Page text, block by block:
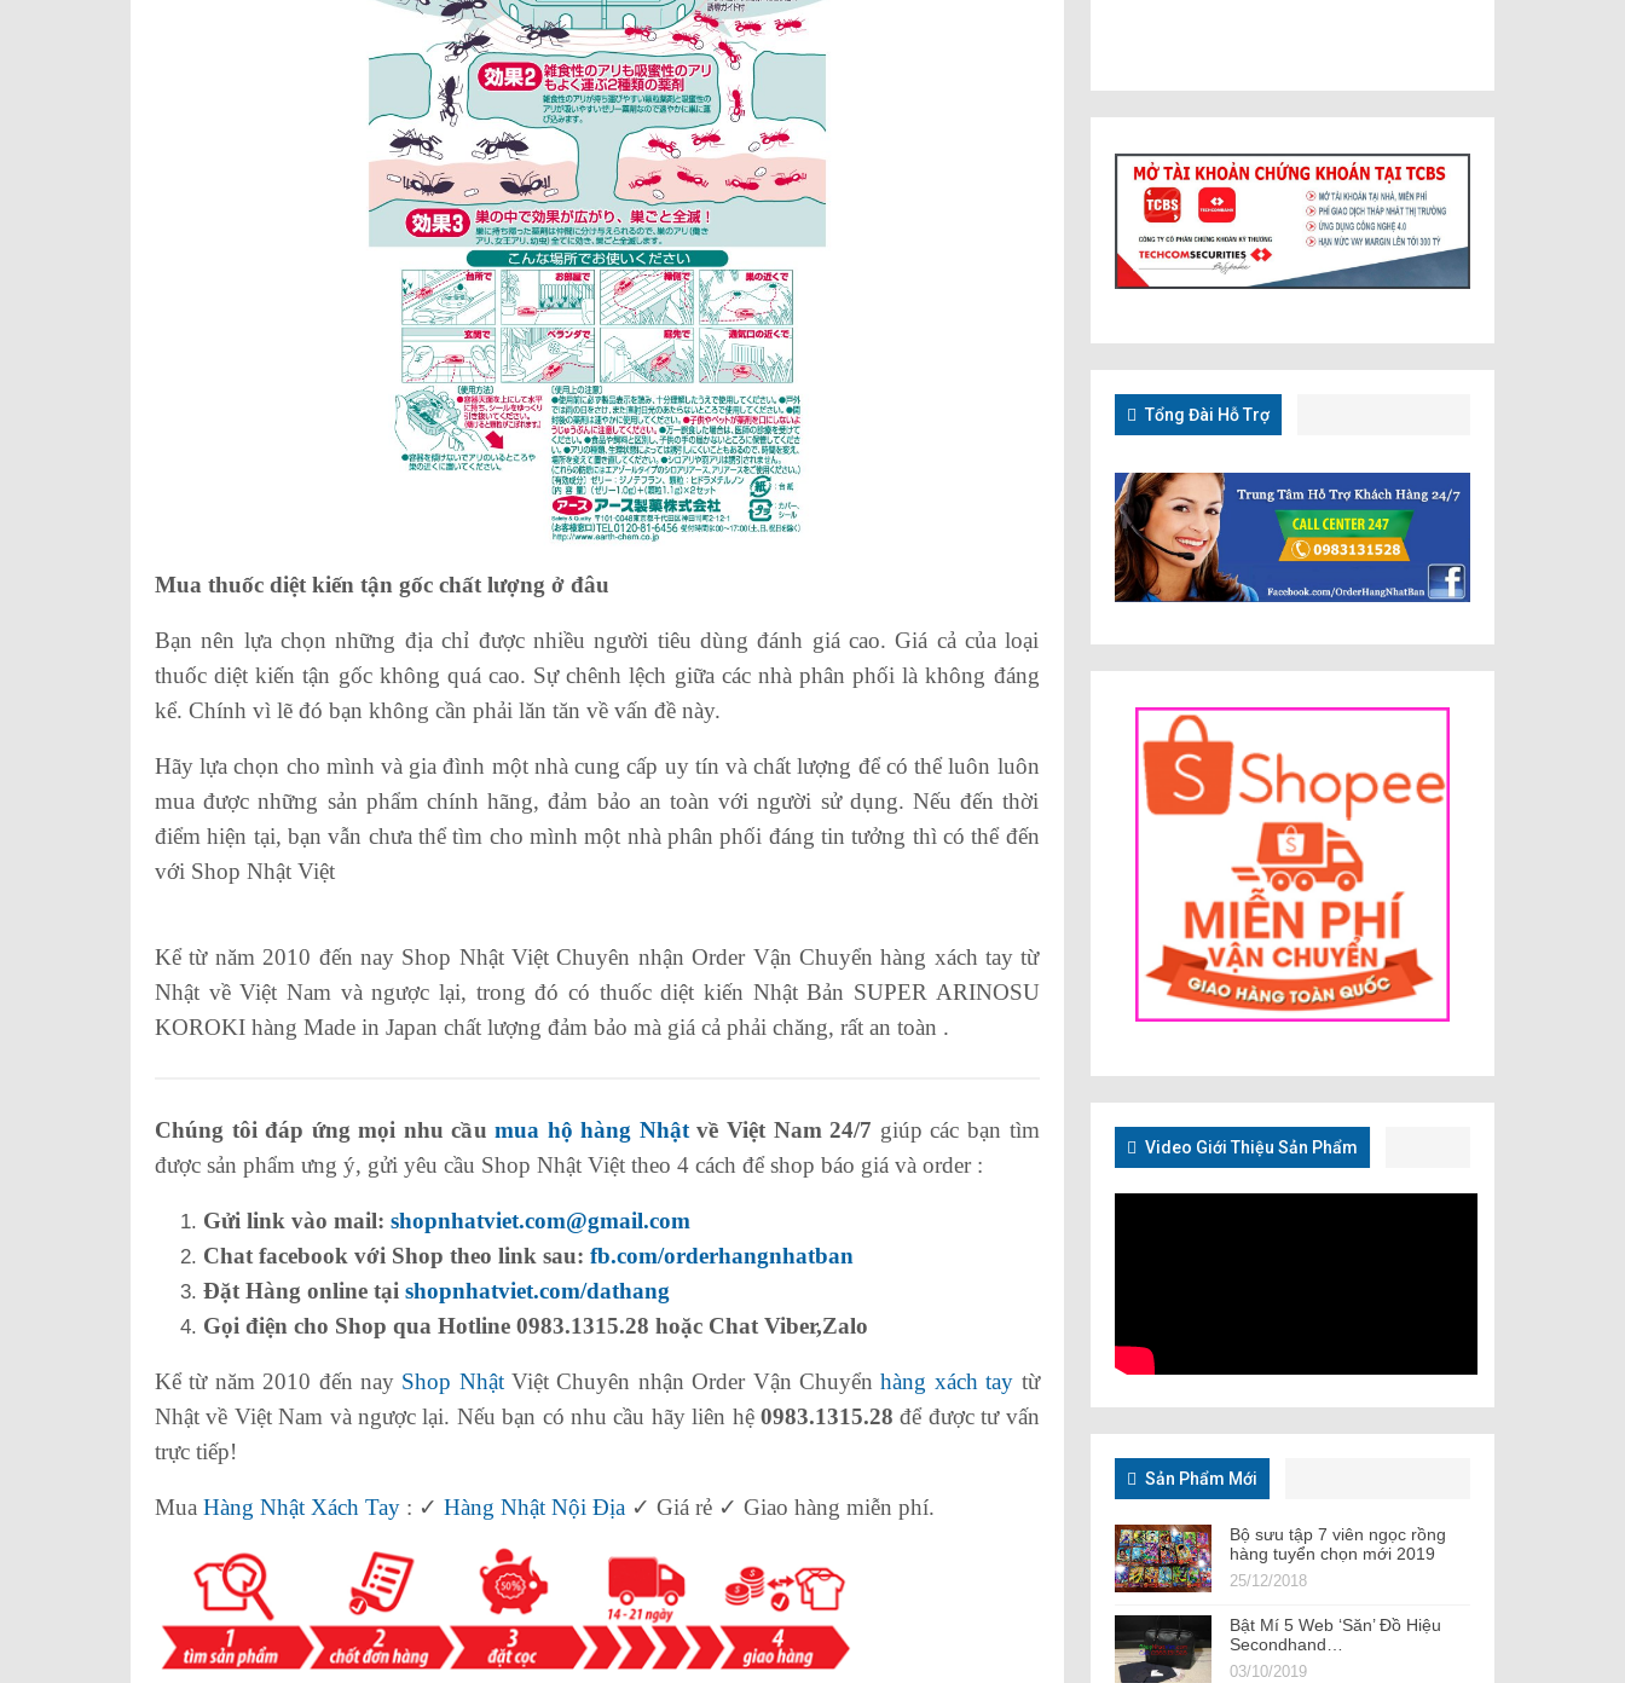
Mua thuốc diệt kiến tận gốc chất lượng ở đâu
Bạn nên lựa chọn những địa chỉ được nhiều người tiêu dùng đánh giá cao. Giá cả của loại
thuốc diệt kiến tận gốc không quá cao. Sự chênh lệch giữa các nhà phân phối là không đáng
kể. Chính vì lẽ đó bạn không cần phải lăn tăn về vấn đề này.
Hãy lựa chọn cho mình và gia đình một nhà cung cấp uy tín và chất lượng để có thể luôn luôn
mua được những sản phẩm chính hãng, đảm bảo an toàn với người sử dụng. Nếu đến thời
điểm hiện tại, bạn vẫn chưa thể tìm cho mình một nhà phân phối đáng tin tưởng thì có thể đến
với Shop Nhật Việt
Kể từ năm 2010 đến nay Shop Nhật Việt Chuyên nhận Order Vận Chuyển hàng xách tay từ
Nhật về Việt Nam và ngược lại, trong đó có thuốc diệt kiến Nhật Bản SUPER ARINOSU
KOROKI hàng Made in Japan chất lượng đảm bảo mà giá cả phải chăng, rất an toàn .
Chúng tôi đáp ứng mọi nhu cầumua hộ hàng Nhậtvề Việt Nam 24/7 giúp các bạn tìm
được sản phẩm ưng ý, gửi yêu cầu Shop Nhật Việt theo 4 cách để shop báo giá và order :
Gửi link vào mail: shopnhatviet.com@gmail.com
Chat facebook với Shop theo link sau: fb.com/orderhangnhatban
Đặt Hàng online tại shopnhatviet.com/dathang
Gọi điện cho Shop qua Hotline 0983.1315.28 hoặc Chat Viber,Zalo
Kể từ năm 2010 đến nay Shop NhậtViệt Chuyên nhận Order Vận Chuyểnhàng xách tay từ
Nhật về Việt Nam và ngược lại. Nếu bạn có nhu cầu hãy liên hệ 0983.1315.28để được tư vấn
trực tiếp!
Mua Hàng Nhật Xách Tay : ✓ Hàng Nhật Nội Địa ✓ Giá rẻ ✓ Giao hàng miễn phí.
Tổng Đài Hỗ Trợ
Video Giới Thiệu Sản Phẩm
Sản Phẩm Mới
Bộ sưu tập 7 viên ngọc rồng
hàng tuyển chọn mới 2019
25/12/2018
Bật Mí 5 Web ‘Săn’ Đồ Hiệu
Secondhand…
03/10/2019